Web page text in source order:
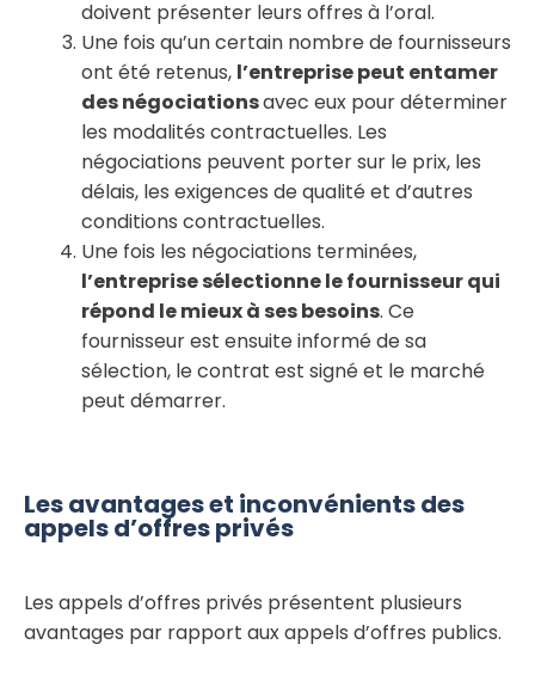
doivent présenter leurs offres à l’oral.
Une fois qu’un certain nombre de fournisseurs
ont été retenus, l’entreprise peut entamer
des négociationsavec eux pour déterminer
les modalités contractuelles. Les
négociations peuvent porter sur le prix, les
délais, les exigences de qualité et d’autres
conditions contractuelles.
Une fois les négociations terminées,
l’entreprise sélectionne le fournisseur qui
répond le mieux à ses besoins. Ce
fournisseur est ensuite informé de sa
sélection, le contrat est signé et le marché
peut démarrer.
Les avantages et inconvénients des
appels d’offres privés
Les appels d’offres privés présentent plusieurs
avantages par rapport aux appels d’offres publics.